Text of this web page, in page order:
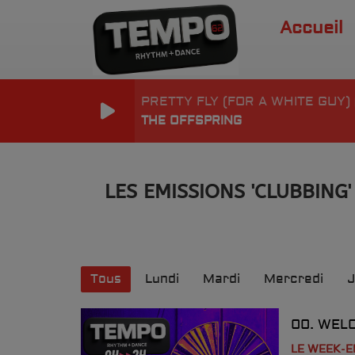
Accueil
PRETTY FLY (FOR A WHITE
THE OFFSPRING
LES EMISSIONS 'CLUBBING'
Tous Lundi Mardi Mercredi
00.
LE WEEK-